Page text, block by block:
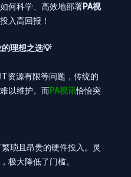
何科学、高效地部署PA视
入高回报！
的理想之选💡
资源有限等问题，传统的
以维护。而PA视讯恰恰突
琐且昂贵的硬件投入。灵
极大降低了门槛。